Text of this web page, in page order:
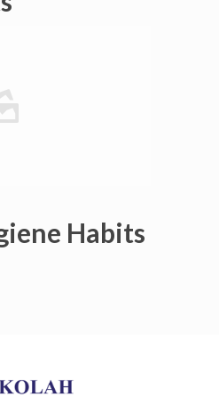
Habits